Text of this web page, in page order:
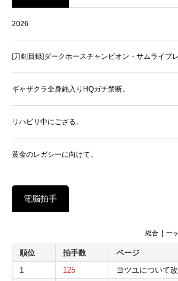
2026
[刀剣目録]ダークホースチャンピオン・サムライブ
ギャザクラ全身銘入りHQガチ禁断。
リハビリ中にござる。
黄金のレガシーに向けて。
電脳拍手
総合 一
順位 拍手数
ページ
1
125